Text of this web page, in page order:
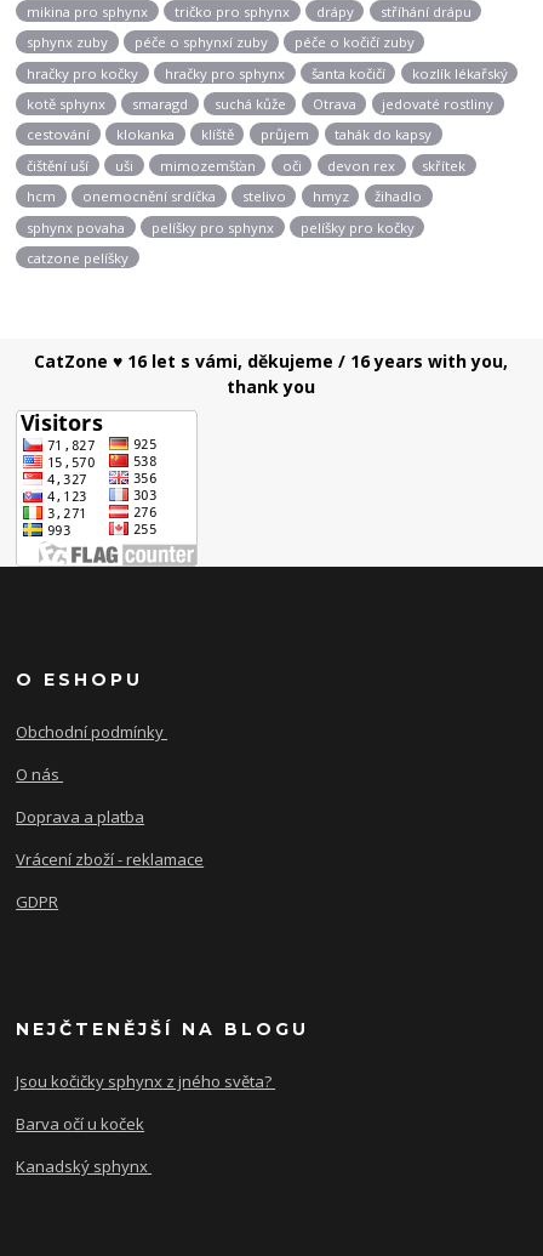
mikina pro sphynx
tričko pro sphynx drápy
stříhání drápu
sphynx zuby
péče o sphynxí zuby
péče o kočičí zuby
hračky pro kočky
hračky pro sphynx šanta kočičí
kozlík lékařský
kotě sphynx
smaragd suchá kůže Otrava
jedovaté rostliny
cestování
klokanka klíště průjem
tahák do kapsy
čištění uší
uši mimozemšťan oči devon rex
skřítek
hcm
onemocnění srdíčka stelivo hmyz
žihadlo
sphynx povaha
pelíšky pro sphynx
pelíšky pro kočky
catzone pelíšky
CatZone ♥ 16 let s vámi, děkujeme / 16 years with you,
thank you
O ESHOPU
Obchodní podmínky
O nás
Doprava a platba
Vrácení zboží - reklamace
GDPR
NEJČTENĚJŠÍ NA BLOGU
Jsou kočičky sphynx z jného světa?
Barva očí u koček
Kanadský sphynx